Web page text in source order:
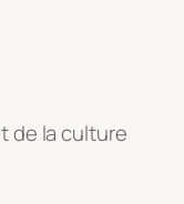
de la culture